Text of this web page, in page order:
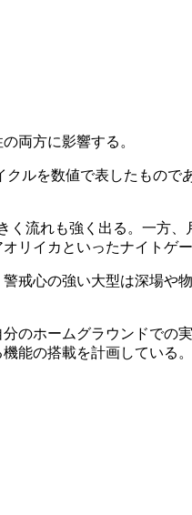
両方に影響する。
ルを数値で表したもの
流れも強く出る。一方
リイカといったナイトゲ
戒心の強い大型は深場
のホームグラウンドで
能の搭載を計画している。